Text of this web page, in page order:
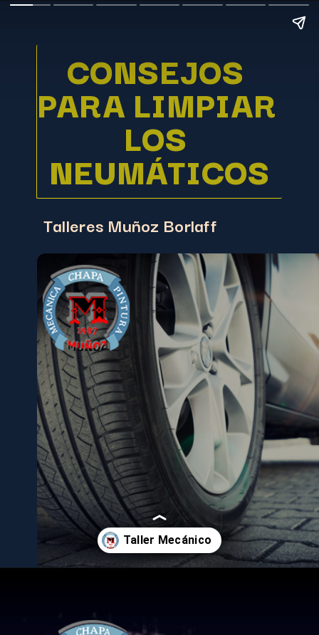
CONSEJOS
PARA LIMPIAR
LOS
NEUMÁTICOS
Talleres Muñoz Borlaff